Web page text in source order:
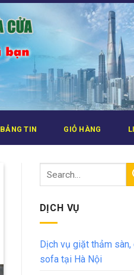
BẢNG TIN GIỎ HÀNG
DỊCH VỤ
Dịch vụ giặt thảm sàn,
sofa tại Hà Nội